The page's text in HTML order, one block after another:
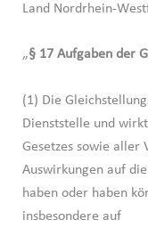
Land Nordrhein-
„§ 17 Aufgaben der
(1) Die
Dienststelle und
Gesetzes sowie aller
Auswirkungen auf
haben oder haben
insbesondere auf